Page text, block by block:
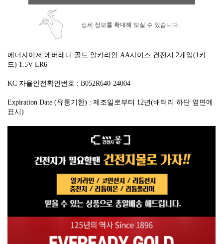
상세 정보를 확대해 보실 수 있습니다.
에너자이저 에버레디 골드 알카라인 AA사이즈 건전지 2개입(1카
드) 1.5V LR6
KC 자율안전확인번호 : B052R640-24004
Expiration Date (유통기한) : 제조일로부터 12년(배터리 하단 옆면에
표시 )